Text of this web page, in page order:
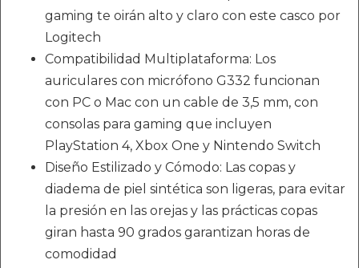
gaming te oirán alto y claro con este casco por
Logitech
Compatibilidad Multiplataforma: Los
auriculares con micrófono G332 funcionan
con PC o Mac con un cable de 3,5 mm, con
consolas para gaming que incluyen
PlayStation 4, Xbox One y Nintendo Switch
Diseño Estilizado y Cómodo: Las copas y
diadema de piel sintética son ligeras, para evitar
la presión en las orejas y las prácticas copas
giran hasta 90 grados garantizan horas de
comodidad